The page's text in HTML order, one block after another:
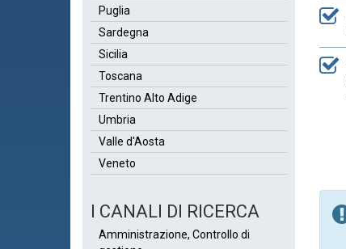
Puglia
Sardegna
Sicilia
Toscana
Trentino Alto Adige
Umbria
Valle d'Aosta
Veneto
I CANALI DI RICERCA
Amministrazione, Controllo di